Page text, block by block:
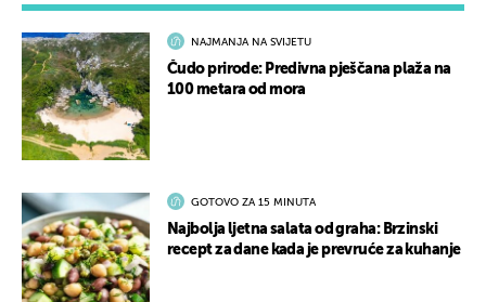
NAJMANJA NA SVIJETU
Čudo prirode: Predivna pješčana plaža na
100 metara od mora
GOTOVO ZA 15 MINUTA
Najbolja ljetna salata od graha: Brzinski
recept za dane kada je prevruće za kuhanje